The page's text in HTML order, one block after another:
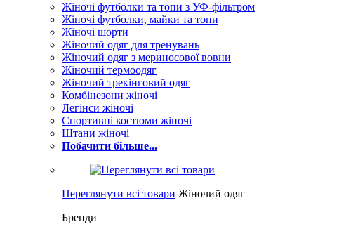
Жіночі футболки та топи з УФ-фільтром
Жіночі футболки, майки та топи
Жіночі шорти
Жіночий одяг для тренувань
Жіночий одяг з мериносової вовни
Жіночий термоодяг
Жіночий трекінговий одяг
Комбінезони жіночі
Легінси жіночі
Спортивні костюми жіночі
Штани жіночі
Побачити більше...
Переглянути всі товари Жіночий одяг
Бренди